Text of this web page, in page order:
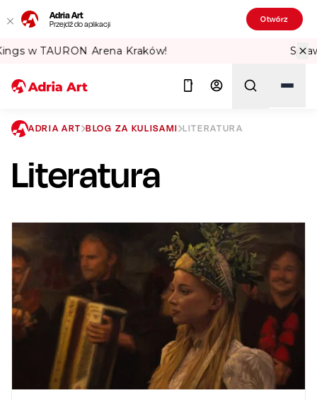
Adria Art
Przejdź do aplikacji Otwórz
Sprawdź Teatralne Lato w PKiN! 🏛️
ADRIA ART BLOG ZA KULISAMI LITERATURA
Literatura